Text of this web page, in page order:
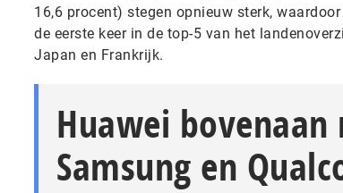
16,6 procent) stegen opnieuw sterk,
de eerste keer in de top-5 van het
Japan en Frankrijk.
Huawei bovenaan
Samsung en